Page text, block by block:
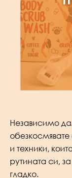
Независимо
и техники,
рутината си,
гладко.